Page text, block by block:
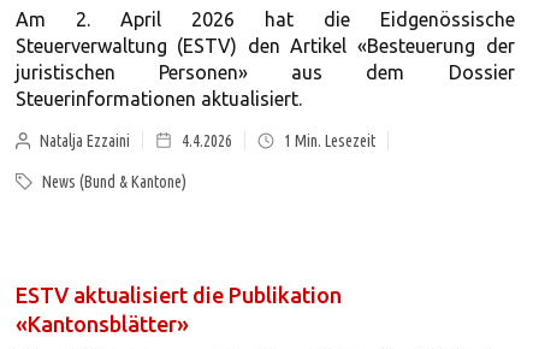
Am 2. April 2026 hat die Eidgenössische
Steuerverwaltung (ESTV) den Artikel «Besteuerung der
juristischen Personen» aus dem Dossier
Steuerinformationen aktualisiert.
Natalja Ezzaini 4.4.2026 1 Min. Lesezeit
News (Bund & Kantone)
ESTV aktualisiert die Publikation
«Kantonsblätter»